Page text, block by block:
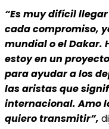
“Es muy difícil
cada compromiso,
mundial o el Dakar.
estoy en un
para ayudar a los
las aristas que
internacional. Amo
quiero transmitir”,